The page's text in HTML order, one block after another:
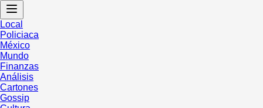
Local
Policiaca
México
Mundo
Finanzas
Análisis
Cartones
Gossip